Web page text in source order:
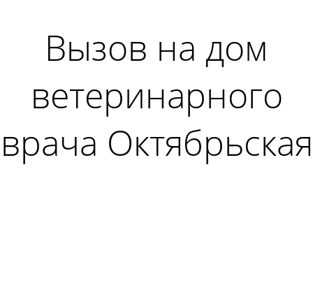
Вызов на дом
ветеринарного
врача Октябрьская